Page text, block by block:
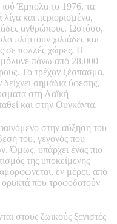
ιού Έμπολα το 1976, τα
και περιορισμένα,
ανθρώπους. Ωστόσο,
πλήττουν χιλιάδες και
σε πολλές χώρες. Η
μόλυνε πάνω από 28.000
Το τρέχον ξέσπασμα,
σημάδια ύφεσης,
στη Λαϊκή
και στην Ουγκάντα.
στην αύξηση του
του, γεγονός που
Όμως, υπάρχει ένας πιο
της υποκείμενης
εν μέρει, από
που τροφοδοτούν
στους ζωικούς ξενιστές